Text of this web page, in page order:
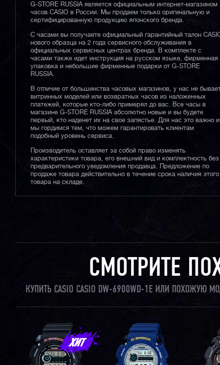
G-STORE RUSSIA является официальным интернет-магазином
часов CASIO в России. Мы продаем только оригинальную и
сертифицированную продукцию японского бренда.
С часами вы получаете официальный гарантийный талон
нового образца на 2 года сервисного обслуживания в
официальных сервисных центрах бренда. В комплекте с
часами также идет инструкция на русском языке, фирменная
упаковка и небольшие фирменные подарки от G-STORE
RUSSIA.
В отличие от большинства часовых магазинов, у нас не
витринных моделей или возвратных часов из наложенных
платежей, которые кто-либо примерял до вас. Все часы в
магазине G-STORE RUSSIA абсолютно новые и вы будете
первый, кто наденет их на свое запястье. Для нас это важно и
мы гордимся тем, что можем гарантировать клиентам
подобный уровень сервиса.
Производитель оставляет за собой право изменять
характеристики товара, его внешний вид и комплектность без
предварительного уведомления продавца. Предложение по
продаже товара действительно в течение срока наличия этого
товара на складе.
СМОТРИТЕ
КУПИТЬ CASIO CASIO DW-6900WD-1E ИЛИ ПОХОЖУЮ